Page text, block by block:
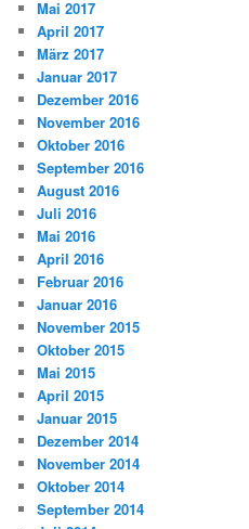
Mai 2017
April 2017
März 2017
Januar 2017
Dezember 2016
November 2016
Oktober 2016
September 2016
August 2016
Juli 2016
Mai 2016
April 2016
Februar 2016
Januar 2016
November 2015
Oktober 2015
Mai 2015
April 2015
Januar 2015
Dezember 2014
November 2014
Oktober 2014
September 2014